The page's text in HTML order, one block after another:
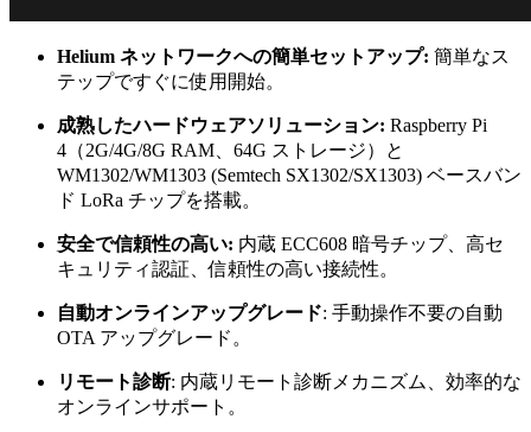
Helium ネットワークへの簡単セットアップ: 簡単なス
テップですぐに使用開始。
成熟したハードウェアソリューション: Raspberry Pi
4（2G/4G/8G RAM、64G ストレージ）と
WM1302/WM1303 (Semtech SX1302/SX1303) ベースバン
ド LoRa チップを搭載。
安全で信頼性の高い: 内蔵 ECC608 暗号チップ、高セ
キュリティ認証、信頼性の高い接続性。
自動オンラインアップグレード: 手動操作不要の自動
OTA アップグレード。
リモート診断: 内蔵リモート診断メカニズム、効率的な
オンラインサポート。